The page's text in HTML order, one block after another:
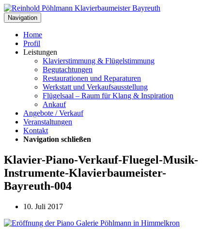
Navigation
Home
Profil
Leistungen
Klavierstimmung & Flügelstimmung
Begutachtungen
Restaurationen und Reparaturen
Werkstatt und Verkaufsausstellung
Flügelsaal – Raum für Klang & Inspiration
Ankauf
Angebote / Verkauf
Veranstaltungen
Kontakt
Navigation schließen
Klavier-Piano-Verkauf-Fluegel-Musik-
Instrumente-Klavierbaumeister-
Bayreuth-004
10. Juli 2017